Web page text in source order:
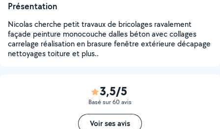
Présentation
Nicolas cherche petit travaux de bricolages ravalement
façade peinture monocouche dalles béton avec collages
carrelage réalisation en brasure fenêtre extérieure décapage
nettoyages toiture et plus..
3,5/5
Basé sur 60 avis
Voir ses avis